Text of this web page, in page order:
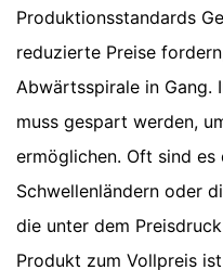
Produktionsstandards
reduzierte Preise
Abwärtsspirale in Gang.
muss gespart werden,
ermöglichen. Oft sind es
Schwellenländern oder
die unter dem
Produkt zum Vollpreis